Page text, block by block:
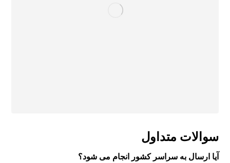
سوالات متداول
آیا ارسال به سراسر کشور انجام می شود؟